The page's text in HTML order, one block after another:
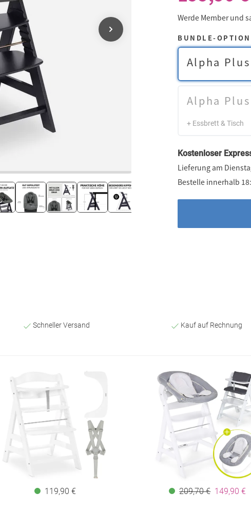
Werde Member und
BUNDLE-
Alpha
Alpha
+ Essbrett & Tisch
Kostenloser
Lieferung am
Bestelle innerhalb
Schneller Versand Kauf auf Rechnung
119,90 € 209,70 € 149,90 €